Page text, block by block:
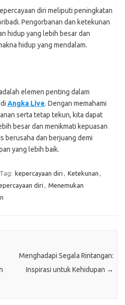
diri meliputi peningkatan
Pengorbanan dan ketekunan
hidup yang lebih besar dan
hidup yang mendalam.
elemen penting dalam
Angka Live. Dengan memahami
serta tetap tekun, kita dapat
besar dan menikmati kepuasan
berusaha dan berjuang demi
yang lebih baik.
Tag: kepercayaan diri , Ketekunan ,
diri , Menemukan
Menghadapi Segala Rintangan:
Inspirasi untuk Kehidupan →